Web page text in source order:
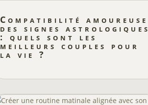
Compatibilité amoureuse
des signes astrologiques
: quels sont les
meilleurs couples pour
la vie ?